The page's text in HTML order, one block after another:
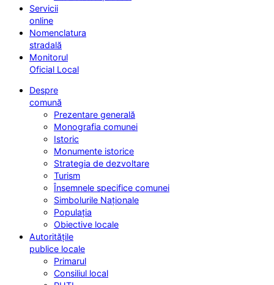
Servicii
online
Nomenclatura
stradală
Monitorul
Oficial Local
Despre
comună
Prezentare generală
Monografia comunei
Istoric
Monumente istorice
Strategia de dezvoltare
Turism
Însemnele specifice comunei
Simbolurile Naționale
Populația
Obiective locale
Autoritățile
publice locale
Primarul
Consiliul local